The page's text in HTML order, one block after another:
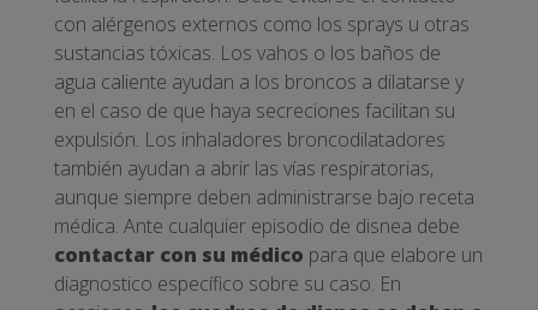
con alérgenos externos como los sprays u otras
sustancias tóxicas. Los vahos o los baños de
agua caliente ayudan a los broncos a dilatarse y
en el caso de que haya secreciones facilitan su
expulsión. Los inhaladores broncodilatadores
también ayudan a abrir las vías respiratorias,
aunque siempre deben administrarse bajo receta
médica. Ante cualquier episodio de disnea debe
contactar con su médico para que elabore un
diagnostico específico sobre su caso. En